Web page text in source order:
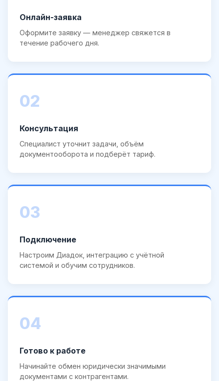
Онлайн-заявка
Оформите заявку — менеджер свяжется в
течение рабочего дня.
02
Консультация
Специалист уточнит задачи, объём
документооборота и подберёт тариф.
03
Подключение
Настроим Диадок, интеграцию с учётной
системой и обучим сотрудников.
04
Готово к работе
Начинайте обмен юридически значимыми
документами с контрагентами.